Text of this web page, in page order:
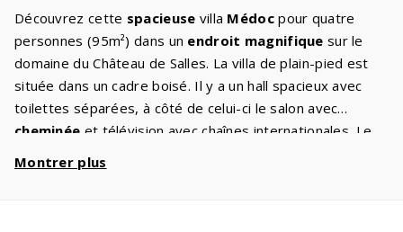
Découvrez cette spacieuse villa Médocpour quatre
personnes (95m²) dans un endroit magnifique sur le
domaine du Château de Salles. La villa de plain-pied est
située dans un cadre boisé. Il y a un hall spacieux avec
toilettes séparées, à côté de celui-ci le salon avec
cheminée et télévision avec chaînes internationales. Le
confortableoù vous pourrez vous détendre. La cuisine
Montrer plus